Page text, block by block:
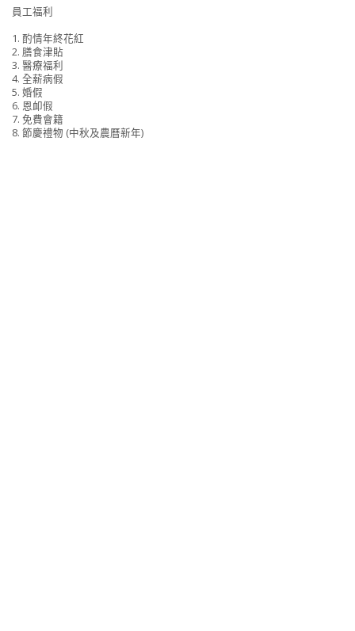
員工福利
1. 酌情年終花紅
2. 膳食津貼
3. 醫療福利
4. 全薪病假
5. 婚假
6. 恩卹假
7. 免費會籍
8. 節慶禮物 (中秋及農曆新年)